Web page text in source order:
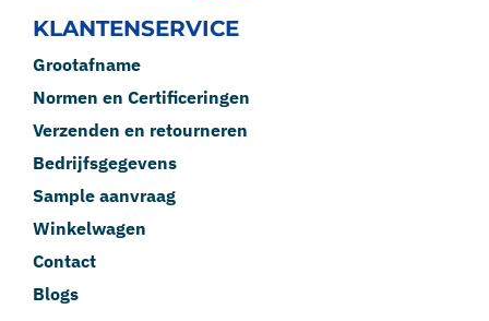
KLANTENSERVICE
Grootafname
Normen en Certificeringen
Verzenden en retourneren
Bedrijfsgegevens
Sample aanvraag
Winkelwagen
Contact
Blogs